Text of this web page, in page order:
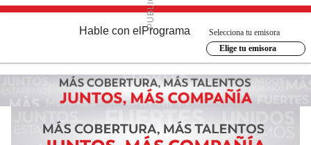
Hable con el Programa
Selecciona tu emisora
Elige tu emisora